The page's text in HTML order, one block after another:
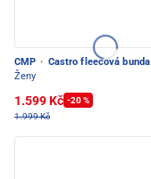
CMP · Castro fleecová bunda
Ženy
1.599 Kč -20 %
1.999 Kč